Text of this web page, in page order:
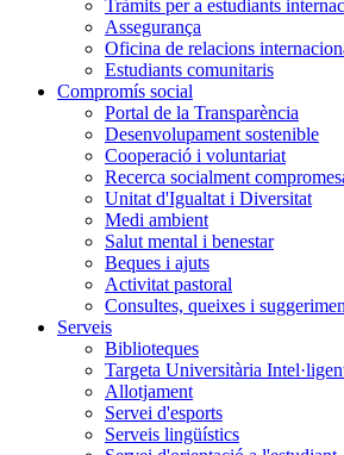
Tràmits per a estudiants
Assegurança
Oficina de relacions
Estudiants comunitaris
Compromís social
Portal de la Transparència
Desenvolupament sostenible
Cooperació i voluntariat
Recerca socialment
Unitat d'Igualtat i Diversitat
Medi ambient
Salut mental i benestar
Beques i ajuts
Activitat pastoral
Consultes, queixes i
Serveis
Biblioteques
Targeta Universitària
Allotjament
Servei d'esports
Serveis lingüístics